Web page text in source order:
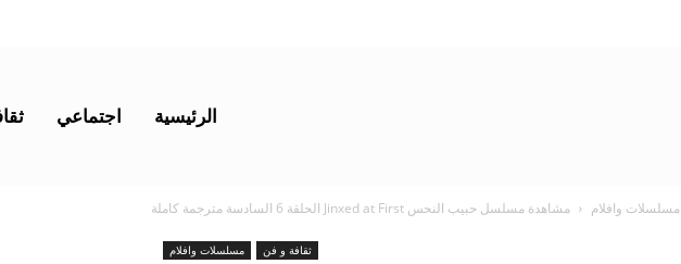
الرئيسية اجتماعي
مسلسلات وافلام مشاهدة مسلسل حبيب النحس Jinxed at First الحلقة 6 السادسة مترجمة كاملة
ثقافة و فن مسلسلات وافلام